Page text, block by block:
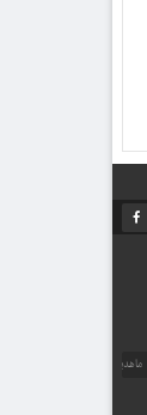
ماهدیس وب